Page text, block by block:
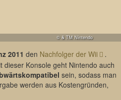
© & TM Nintendo
2011 den Nachfolger der Wii
.
dieser Konsole geht Nintendo auch
sein, sodass man
werden aus Kostengründen,